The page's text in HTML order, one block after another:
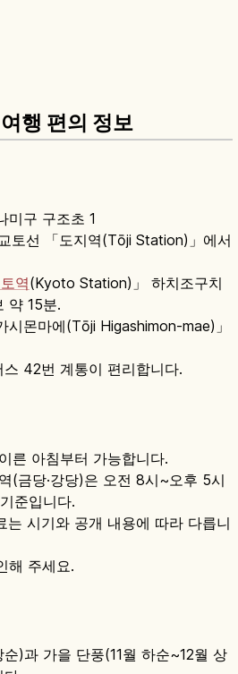
행 편의 정보
미구 구조초 1
토선 「도지역(Tōji Station)」에서
역(Kyoto Station)」 하치조구치
약 15분.
시몬마에(Tōji Higashimon-mae)」
스 42번 계통이 편리합니다.
른 아침부터 가능합니다.
(금당·강당)은 오전 8시~오후 5시
준입니다.
는 시기와 공개 내용에 따라 다릅니
해 주세요.
)과 가을 단풍(11월 하순~12월 상